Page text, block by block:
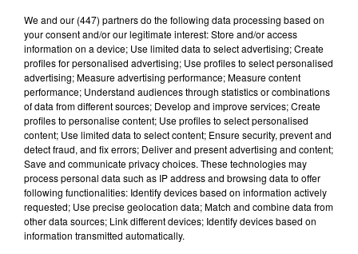
Lecture (2 min 29 sec)
100%
100% Radio les infos du Lot
We and our (447) partnersdo the following data processing based on
your consent and/or our legitimate interest: Store and/or access
information on a device; Use limited data to select advertising; Create
profiles for personalised advertising; Use profiles to select personalised
advertising; Measure advertising performance; Measure content
performance; Understand audiences through statistics or combinations
of data from different sources; Develop and improve services; Create
profiles to personalise content; Use profiles to select personalised
content; Use limited data to select content; Ensure security, prevent and
detect fraud, and fix errors; Deliver and present advertising and content;
Save and communicate privacy choices. These technologies may
process personal data such as IP address and browsing data to offer
following functionalities: Identify devices based on information actively
requested; Use precise geolocation data; Match and combine data from
other data sources; Link different devices; Identify devices based on
information transmitted automatically.